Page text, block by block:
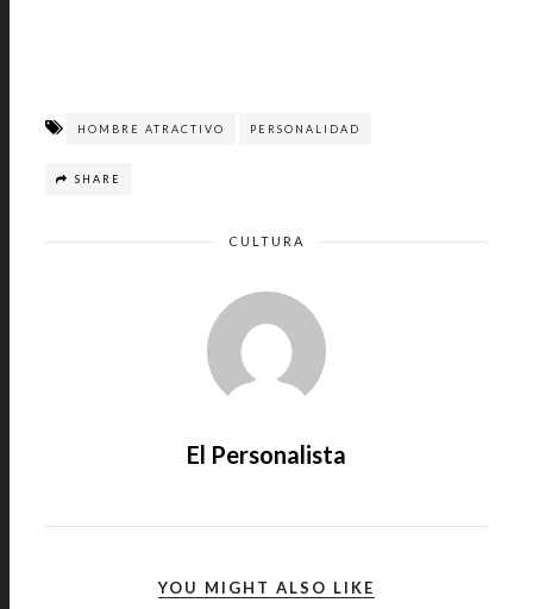
HOMBRE ATRACTIVO PERSONALIDAD
SHARE
CULTURA
El Personalista
YOU MIGHT ALSO LIKE